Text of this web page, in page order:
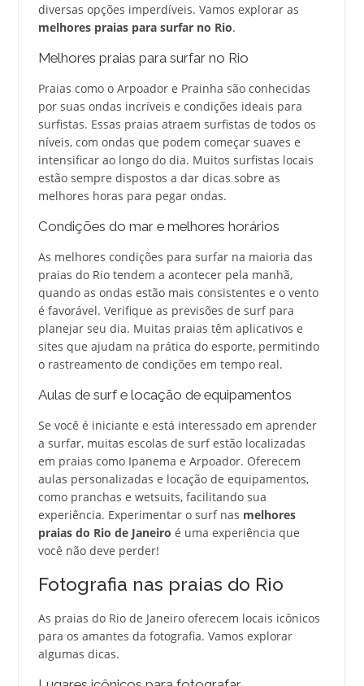
diversas opções imperdíveis. Vamos explorar as
melhores praias para surfar no Rio.
Melhores praias para surfar no Rio
Praias como o Arpoador e Prainha são conhecidas
por suas ondas incríveis e condições ideais para
surfistas. Essas praias atraem surfistas de todos os
níveis, com ondas que podem começar suaves e
intensificar ao longo do dia. Muitos surfistas locais
estão sempre dispostos a dar dicas sobre as
melhores horas para pegar ondas.
Condições do mar e melhores horários
As melhores condições para surfar na maioria das
praias do Rio tendem a acontecer pela manhã,
quando as ondas estão mais consistentes e o vento
é favorável. Verifique as previsões de surf para
planejar seu dia. Muitas praias têm aplicativos e
sites que ajudam na prática do esporte, permitindo
o rastreamento de condições em tempo real.
Aulas de surf e locação de equipamentos
Se você é iniciante e está interessado em aprender
a surfar, muitas escolas de surf estão localizadas
em praias como Ipanema e Arpoador. Oferecem
aulas personalizadas e locação de equipamentos,
como pranchas e wetsuits, facilitando sua
experiência. Experimentar o surf nas melhores
praias do Rio de Janeiro é uma experiência que
você não deve perder!
Fotografia nas praias do Rio
As praias do Rio de Janeiro oferecem locais icônicos
para os amantes da fotografia. Vamos explorar
algumas dicas.